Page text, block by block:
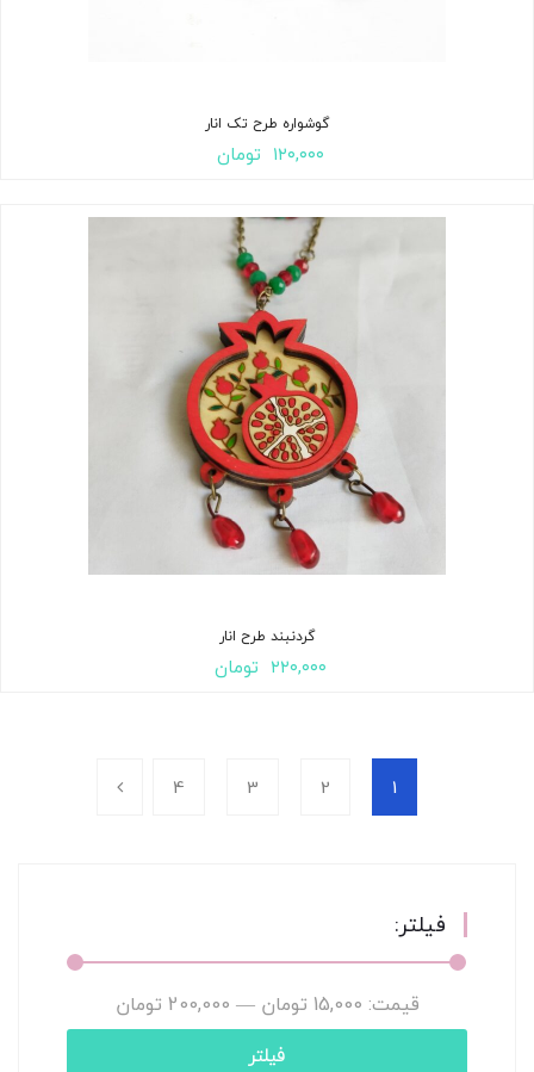
گوشواره طرح تک انار
۱۲۰,۰۰۰ تومان
گردنبند طرح انار
۲۲۰,۰۰۰ تومان
فیلتر:
فیلتر
قیمت:15,000 تومان —200,000 تومان